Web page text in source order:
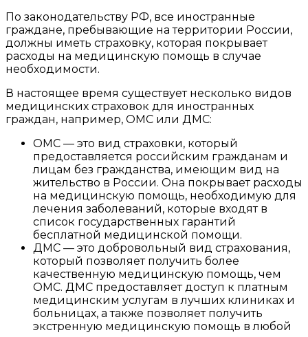
По законодательству РФ, все иностранные
граждане, пребывающие на территории России,
должны иметь страховку, которая покрывает
расходы на медицинскую помощь в случае
необходимости.
В настоящее время существует несколько видов
медицинских страховок для иностранных
граждан, например, ОМС или ДМС:
ОМС — это вид страховки, который
предоставляется российским гражданам и
лицам без гражданства, имеющим вид на
жительство в России. Она покрывает расходы
на медицинскую помощь, необходимую для
лечения заболеваний, которые входят в
список государственных гарантий
бесплатной медицинской помощи.
ДМС — это добровольный вид страхования,
который позволяет получить более
качественную медицинскую помощь, чем
ОМС. ДМС предоставляет доступ к платным
медицинским услугам в лучших клиниках и
больницах, а также позволяет получить
экстренную медицинскую помощь в любой